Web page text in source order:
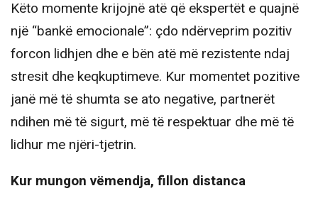
Këto momente krijojnë atë që ekspertët e quajnë
një “bankë emocionale”: çdo ndërveprim pozitiv
forcon lidhjen dhe e bën atë më rezistente ndaj
stresit dhe keqkuptimeve. Kur momentet pozitive
janë më të shumta se ato negative, partnerët
ndihen më të sigurt, më të respektuar dhe më të
lidhur me njëri-tjetrin.
Kur mungon vëmendja, fillon distanca